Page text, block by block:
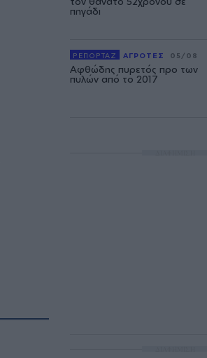
πηγάδι
ΡΕΠΟΡΤΑΖ ΑΓΡΟΤΕΣ 05/08
Αφθώδης πυρετός προ των
πυλών από το 2017